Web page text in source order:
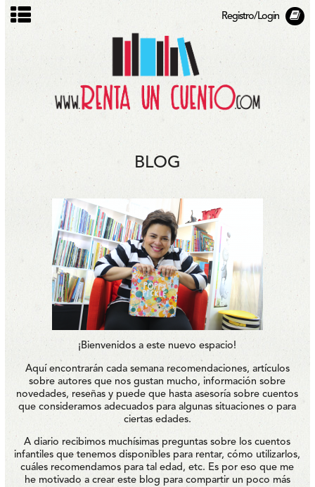
Registro/Login
BLOG
¡Bienvenidos a este nuevo espacio!
Aquí encontrarán cada semana recomendaciones, artículos
sobre autores que nos gustan mucho, información sobre
novedades, reseñas y puede que hasta asesoría sobre cuentos
que consideramos adecuados para algunas situaciones o para
ciertas edades.
A diario recibimos muchísimas preguntas sobre los cuentos
infantiles que tenemos disponibles para rentar, cómo utilizarlos,
cuáles recomendamos para tal edad, etc. Es por eso que me
he motivado a crear este blog para compartir un poco más